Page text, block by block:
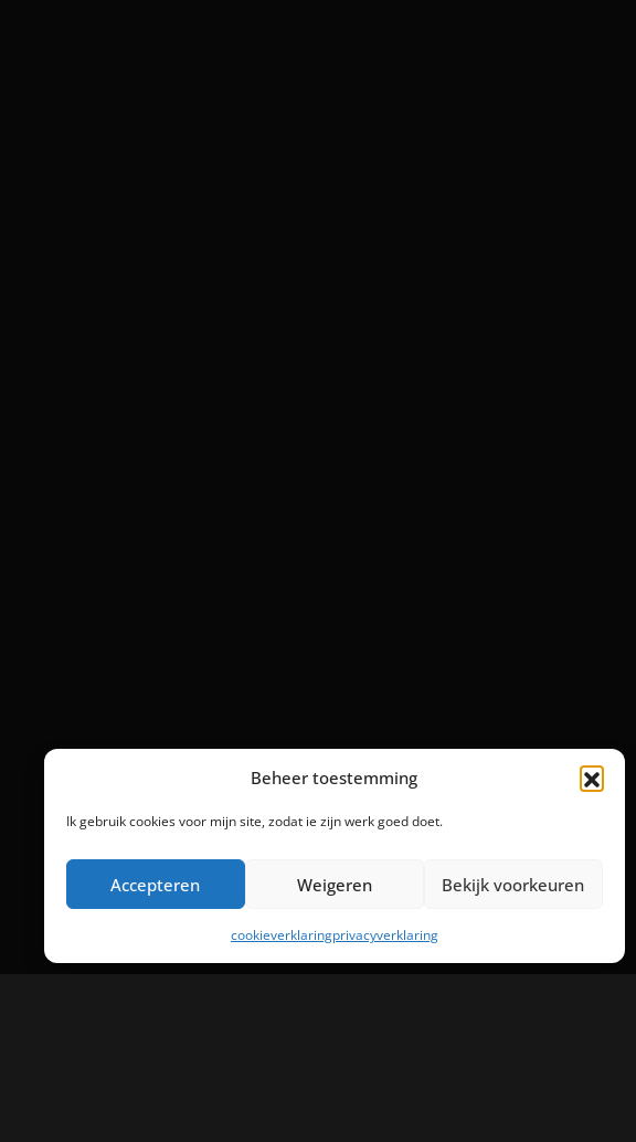
Beheer toestemming
Ik gebruik cookies voor mijn site, zodat ie zijn werk goed doet.
Accepteren Weigeren Bekijk voorkeuren
cookieverklaringprivacyverklaring